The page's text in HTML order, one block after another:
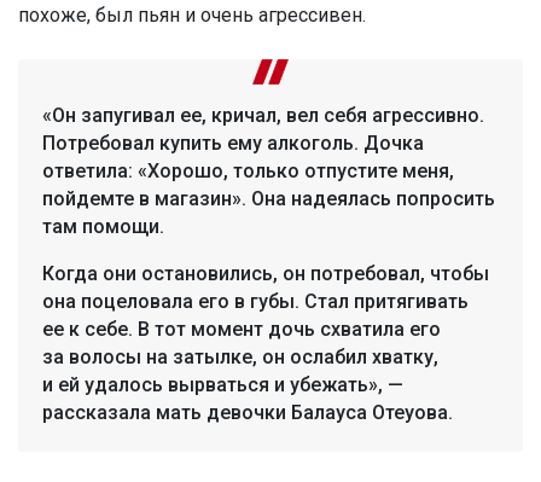
похоже, был пьян и очень агрессивен.
«Он запугивал ее, кричал, вел себя агрессивно.
Потребовал купить ему алкоголь. Дочка
ответила: «Хорошо, только отпустите меня,
пойдемте в магазин». Она надеялась попросить
там помощи.
Когда они остановились, он потребовал, чтобы
она поцеловала его в губы. Стал притягивать
ее к себе. В тот момент дочь схватила его
за волосы на затылке, он ослабил хватку,
и ей удалось вырваться и убежать», —
рассказала мать девочки Балауса Отеуова.